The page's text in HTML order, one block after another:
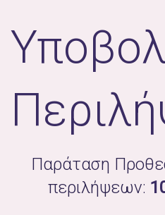
Παράταση
περιλήψεων: